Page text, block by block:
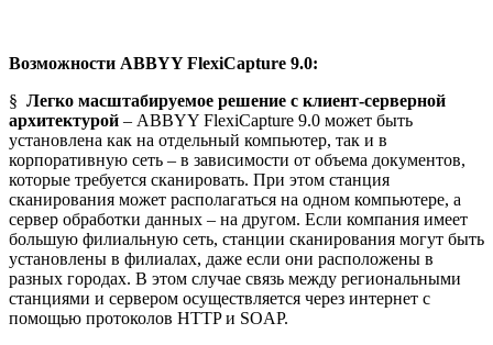
Возможности ABBYY FlexiCapture 9.0:
§ Легко масштабируемое решение с клиент-серверной
архитектурой – ABBYY FlexiCapture 9.0 может быть
установлена как на отдельный компьютер, так и в
корпоративную сеть – в зависимости от объема документов,
которые требуется сканировать. При этом станция
сканирования может располагаться на одном компьютере, а
сервер обработки данных – на другом. Если компания имеет
большую филиальную сеть, станции сканирования могут быть
установлены в филиалах, даже если они расположены в
разных городах. В этом случае связь между региональными
станциями и сервером осуществляется через интернет с
помощью протоколов HTTP и SOAP.